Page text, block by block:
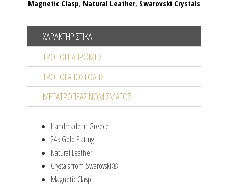
Magnetic Clasp, Natural Leather, Swarovski Crystals
ΧΑΡΑΚΤΗΡΙΣΤΙΚΆ
ΤΡΌΠΟΙ ΠΛΗΡΩΜΉΣ
ΤΡΌΠΟΙ ΑΠΟΣΤΟΛΉΣ
ΜΕΤΑΤΡΟΠΈΑΣ NΟΜΊΣΜΑΤΟΣ
Handmade in Greece
24k Gold Plating
Natural Leather
Crystals from Swarovski®
Magnetic Clasp